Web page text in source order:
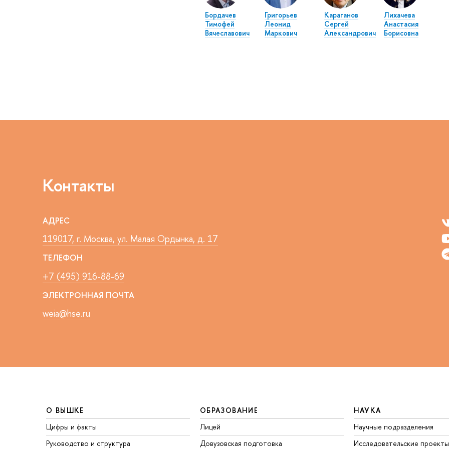
Бордачев
Тимофей
Вячеславович
Григорьев
Леонид
Маркович
Караганов
Сергей
Александрович
Лихачева
Анастасия
Борисовна
Контакты
АДРЕС
119017, г. Москва, ул. Малая Ордынка, д. 17
ТЕЛЕФОН
+7 (495) 916-88-69
ЭЛЕКТРОННАЯ ПОЧТА
weia@hse.ru
О ВЫШКЕ
Цифры и факты
Руководство и структура
ОБРАЗОВАНИЕ
Лицей
Довузовская подготовка
НАУКА
Научные подразделения
Исследовательские проекты